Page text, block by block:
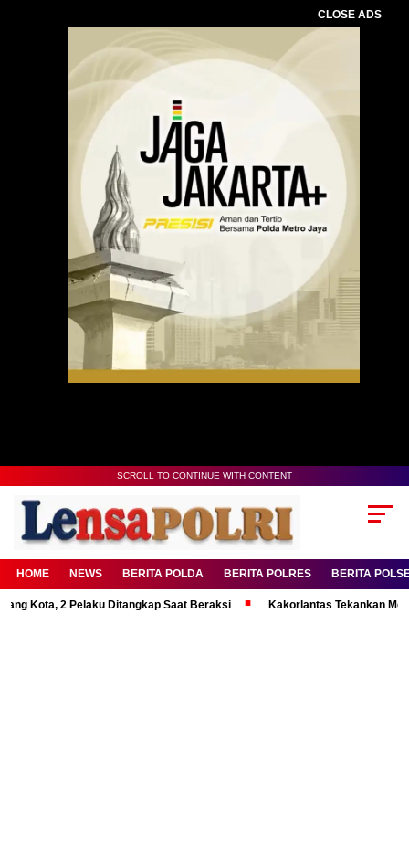
CLOSE ADS
SCROLL TO CONTINUE WITH CONTENT
HOME NEWS BERITA POLDA BERITA POLRES BERITA
2 Pelaku Ditangkap Saat Beraksi Kakorlantas Tekankan Mental